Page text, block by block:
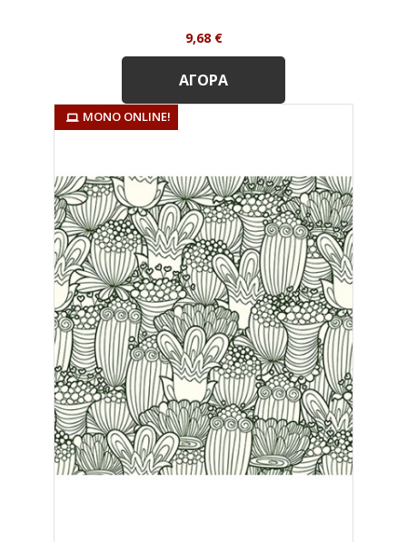
Τιμή
9,68 €
ΑΓΟΡΆ
ΜΌΝΟ ONLINE!